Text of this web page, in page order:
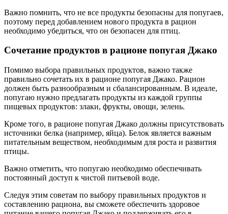
Важно помнить, что не все продукты безопасны для попугаев,
поэтому перед добавлением нового продукта в рацион
необходимо убедиться, что он безопасен для птиц.
Сочетание продуктов в рационе попугая Джако
Помимо выбора правильных продуктов, важно также
правильно сочетать их в рационе попугая Джако. Рацион
должен быть разнообразным и сбалансированным. В идеале,
попугаю нужно предлагать продукты из каждой группы
пищевых продуктов: злаки, фрукты, овощи, зелень.
Кроме того, в рационе попугая Джако должны присутствовать
источники белка (например, яйца). Белок является важным
питательным веществом, необходимым для роста и развития
птицы.
Важно отметить, что попугаю необходимо обеспечивать
постоянный доступ к чистой питьевой воде.
Следуя этим советам по выбору правильных продуктов и
составлению рациона, вы сможете обеспечить здоровое